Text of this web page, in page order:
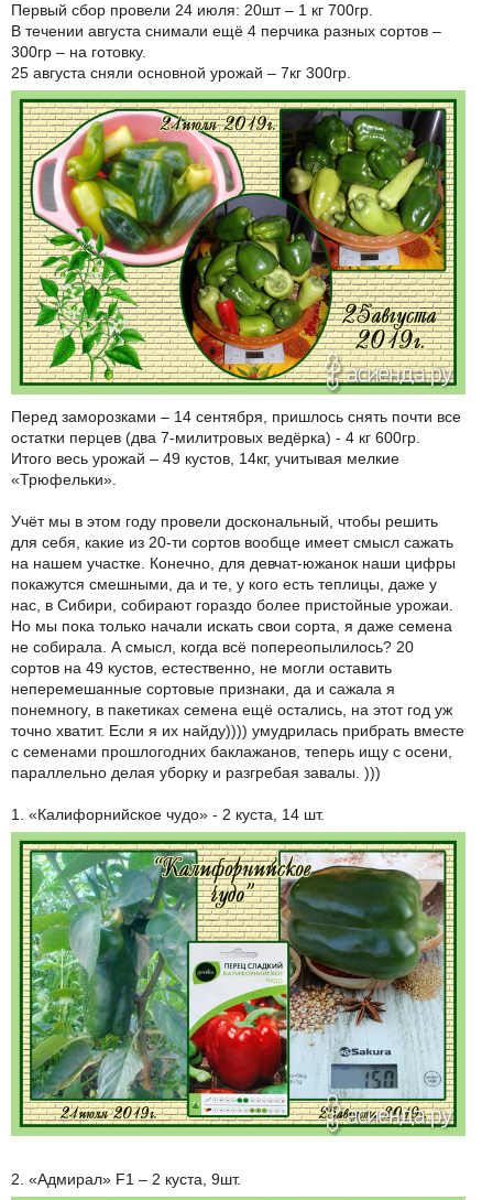
Первый сбор провели 24 июля: 20шт – 1 кг 700гр.
В течении августа снимали ещё 4 перчика разных сортов –
300гр – на готовку.
25 августа сняли основной урожай – 7кг 300гр.
Перед заморозками – 14 сентября, пришлось снять почти все
остатки перцев (два 7-милитровых ведёрка) - 4 кг 600гр.
Итого весь урожай – 49 кустов, 14кг, учитывая мелкие
«Трюфельки».
Учёт мы в этом году провели доскональный, чтобы решить
для себя, какие из 20-ти сортов вообще имеет смысл сажать
на нашем участке. Конечно, для девчат-южанок наши цифры
покажутся смешными, да и те, у кого есть теплицы, даже у
нас, в Сибири, собирают гораздо более пристойные урожаи.
Но мы пока только начали искать свои сорта, я даже семена
не собирала. А смысл, когда всё попереопылилось? 20
сортов на 49 кустов, естественно, не могли оставить
неперемешанные сортовые признаки, да и сажала я
понемногу, в пакетиках семена ещё остались, на этот год уж
точно хватит. Если я их найду)))) умудрилась прибрать вместе
с семенами прошлогодних баклажанов, теперь ищу с осени,
параллельно делая уборку и разгребая завалы. )))
1. «Калифорнийское чудо» - 2 куста, 14 шт.
2. «Адмирал» F1 – 2 куста, 9шт.